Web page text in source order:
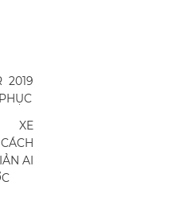
2019
XE
AI